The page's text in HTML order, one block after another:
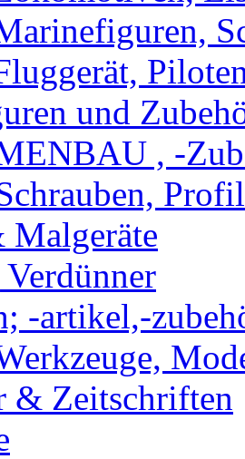
und
, -
Malgeräte
-artikel,-
& Zeitschriften